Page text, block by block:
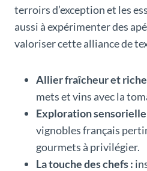
terroirs d’exception et les
aussi à expérimenter des
valoriser cette alliance de
Allier fraîcheur et
mets et vins avec la
Exploration sensorielle
vignobles français
gourmets à privilégier.
La touche des chefs :